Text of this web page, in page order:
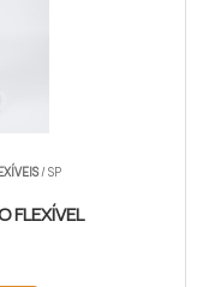
/ SP
FLEXÍVEL